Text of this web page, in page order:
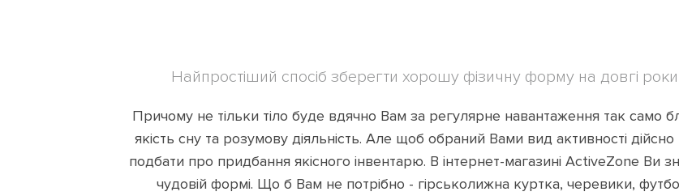
Найпростіший спосіб зберегти хорошу фізичну форму на довгі
Причому не тільки тіло буде вдячно Вам за регулярне навантаження так само
якість сну та розумову діяльність. Але щоб обраний Вами вид активності
подбати про придбання якісного інвентарю. В інтернет-магазині ActiveZone Ви
чудовій формі. Що б Вам не потрібно - гірськолижна куртка, черевики,